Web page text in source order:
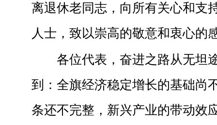
离退休老同志，向所有关心和支
人士，致以崇高的敬意和衷心的
各位代表，奋进之路从无坦
到：全旗经济稳定增长的基础尚
条还不完整，新兴产业的带动效